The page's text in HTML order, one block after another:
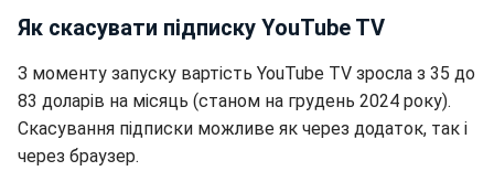
Як скасувати підписку YouTube TV
З моменту запуску вартість YouTube TV зросла з 35 до
83 доларів на місяць (станом на грудень 2024 року).
Скасування підписки можливе як через додаток, так і
через браузер.